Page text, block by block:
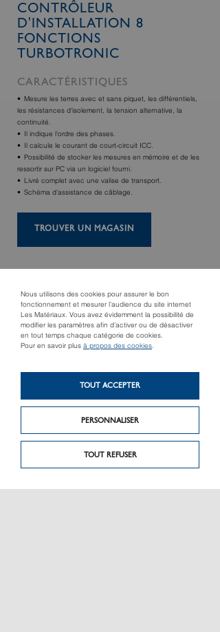
Nous utilisons des cookies pour assurer le bon
fonctionnement et mesurer l’audience du site internet
Les Matériaux. Vous avez évidemment la possibilité de
modifier les paramètres afin d’activer ou de désactiver
en tout temps chaque catégorie de cookies.
Pour en savoir plus à propos des cookies.
TOUT REFUSER
PERSONNALISER
TOUT ACCEPTER
CONTRÔLEUR
D'INSTALLATION 8
FONCTIONS
TURBOTRONIC
CARACTÉRISTIQUES
Mesure les terres avec et sans piquet, les différentiels,
les résistances d'isolement, la tension alternative, la
continuité.
Il indique l'ordre des phases.
Il calcule le courant de court-circuit ICC.
Possibilité de stocker les mesures en mémoire et de les
ressortir sur PC via un logiciel fourni.
Livré complet avec une valise de transport.
Schéma d'assistance de câblage.
TROUVER UN MAGASIN
Caméra thermique
FLIR C3
E-Smart-Box isolé
1000 V